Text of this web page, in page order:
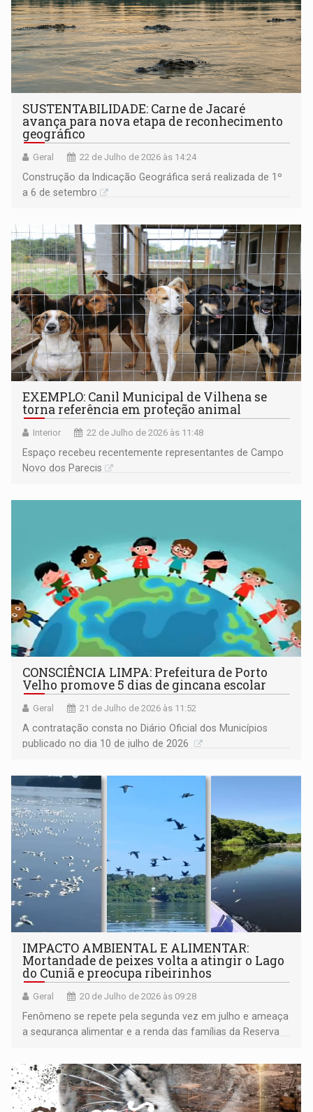
SUSTENTABILIDADE: Carne de Jacaré
avança para nova etapa de reconhecimento
geográfico
Geral 22 de Julho de 2026 às 14:24
Construção da Indicação Geográfica será realizada de 1º
a 6 de setembro
EXEMPLO: Canil Municipal de Vilhena se
torna referência em proteção animal
Interior 22 de Julho de 2026 às 11:48
Espaço recebeu recentemente representantes de Campo
Novo dos Parecis
CONSCIÊNCIA LIMPA: Prefeitura de Porto
Velho promove 5 dias de gincana escolar
Geral 21 de Julho de 2026 às 11:52
A contratação consta no Diário Oficial dos Municípios
publicado no dia 10 de julho de 2026
IMPACTO AMBIENTAL E ALIMENTAR:
Mortandade de peixes volta a atingir o Lago
do Cuniã e preocupa ribeirinhos
Geral 20 de Julho de 2026 às 09:28
Fenômeno se repete pela segunda vez em julho e ameaça
a segurança alimentar e a renda das famílias da Reserva